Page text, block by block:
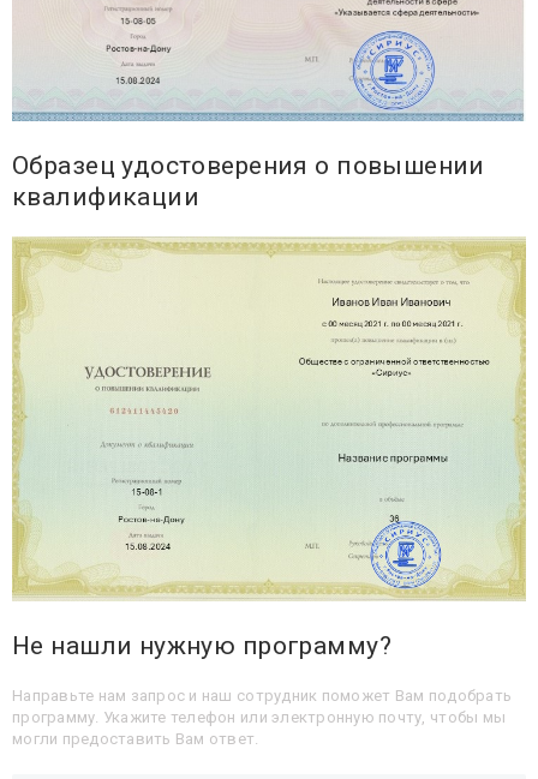
Образец удостоверения о повышении
квалификации
Не нашли нужную программу?
Направьте нам запрос и наш сотрудник поможет Вам подобрать
программу. Укажите телефон или электронную почту, чтобы мы
могли предоставить Вам ответ.